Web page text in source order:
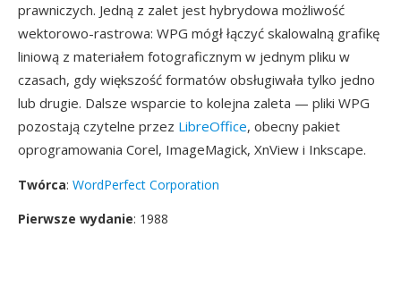
prawniczych. Jedną z zalet jest hybrydowa możliwość
wektorowo-rastrowa: WPG mógł łączyć skalowalną grafikę
liniową z materiałem fotograficznym w jednym pliku w
czasach, gdy większość formatów obsługiwała tylko jedno
lub drugie. Dalsze wsparcie to kolejna zaleta — pliki WPG
pozostają czytelne przez LibreOffice, obecny pakiet
oprogramowania Corel, ImageMagick, XnView i Inkscape.
Twórca: WordPerfect Corporation
Pierwsze wydanie: 1988